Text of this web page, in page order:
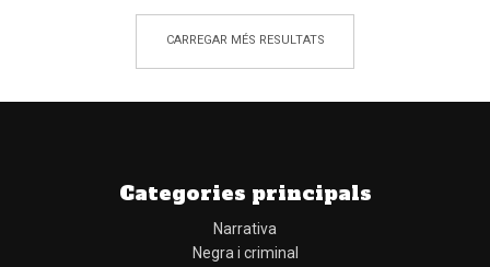
CARREGAR MÉS RESULTATS
Categories principals
Narrativa
Negra i criminal